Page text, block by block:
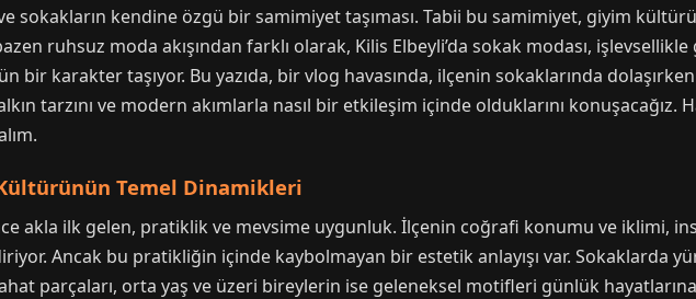
sokakların kendine özgü bir samimiyet taşıması. Tabii bu samimiyet, giyim
ruhsuz moda akışından farklı olarak, Kilis Elbeyli’da sokak modası,
bir karakter taşıyor. Bu yazıda, bir vlog havasında, ilçenin sokaklarında
tarzını ve modern akımlarla nasıl bir etkileşim içinde olduklarını konuşacağız.
Temel Dinamikleri
akla ilk gelen, pratiklik ve mevsime uygunluk. İlçenin coğrafi konumu ve iklimi,
Ancak bu pratikliğin içinde kaybolmayan bir estetik anlayışı var. Sokaklarda
parçaları, orta yaş ve üzeri bireylerin ise geleneksel motifleri günlük